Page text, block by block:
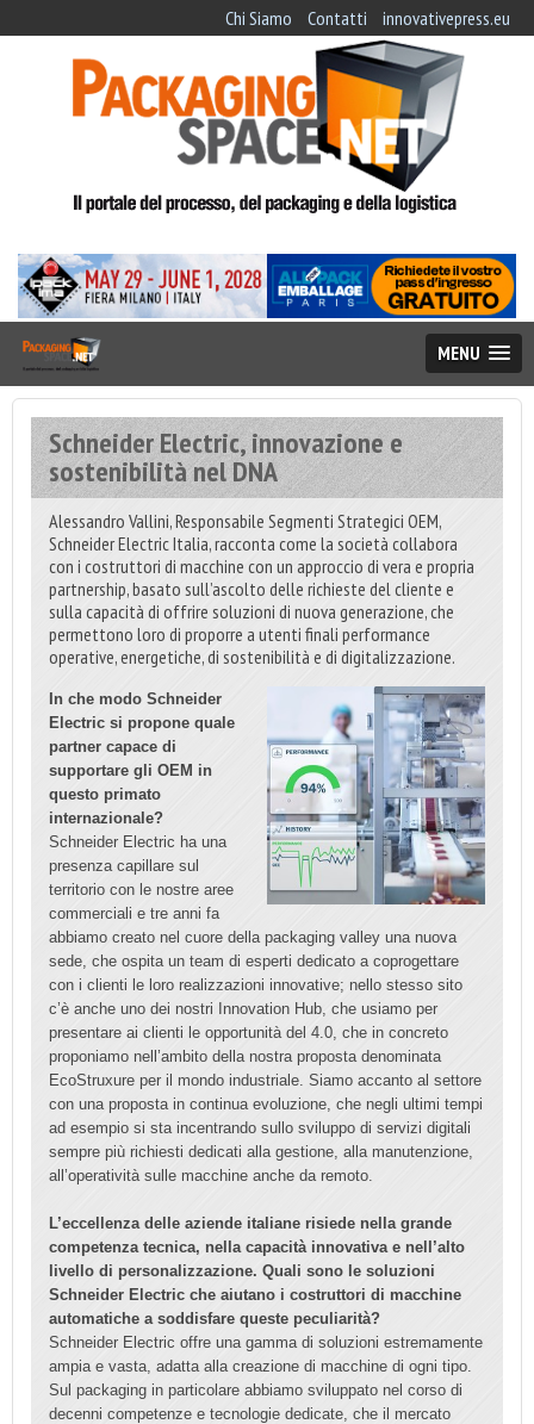
Chi Siamo Contatti innovativepress.eu
MENU
Schneider Electric, innovazione e
sostenibilità nel DNA
Alessandro Vallini, Responsabile Segmenti Strategici OEM,
Schneider Electric Italia, racconta come la società collabora
con i costruttori di macchine con un approccio di vera e propria
partnership, basato sull’ascolto delle richieste del cliente e
sulla capacità di offrire soluzioni di nuova generazione, che
permettono loro di proporre a utenti finali performance
operative, energetiche, di sostenibilità e di digitalizzazione.
In che modo Schneider
Electric si propone quale
partner capace di
supportare gli OEM in
questo primato
internazionale?
Schneider Electric ha una
presenza capillare sul
territorio con le nostre aree
commerciali e tre anni fa
abbiamo creato nel cuore della packaging valley una nuova
sede, che ospita un team di esperti dedicato a coprogettare
con i clienti le loro realizzazioni innovative; nello stesso sito
c’è anche uno dei nostri Innovation Hub, che usiamo per
presentare ai clienti le opportunità del 4.0, che in concreto
proponiamo nell’ambito della nostra proposta denominata
EcoStruxure per il mondo industriale. Siamo accanto al settore
con una proposta in continua evoluzione, che negli ultimi tempi
ad esempio si sta incentrando sullo sviluppo di servizi digitali
sempre più richiesti dedicati alla gestione, alla manutenzione,
all’operatività sulle macchine anche da remoto.
L’eccellenza delle aziende italiane risiede nella grande
competenza tecnica, nella capacità innovativa e nell’alto
livello di personalizzazione. Quali sono le soluzioni
Schneider Electric che aiutano i costruttori di macchine
automatiche a soddisfare queste peculiarità?
Schneider Electric offre una gamma di soluzioni estremamente
ampia e vasta, adatta alla creazione di macchine di ogni tipo.
Sul packaging in particolare abbiamo sviluppato nel corso di
decenni competenze e tecnologie dedicate, che il mercato